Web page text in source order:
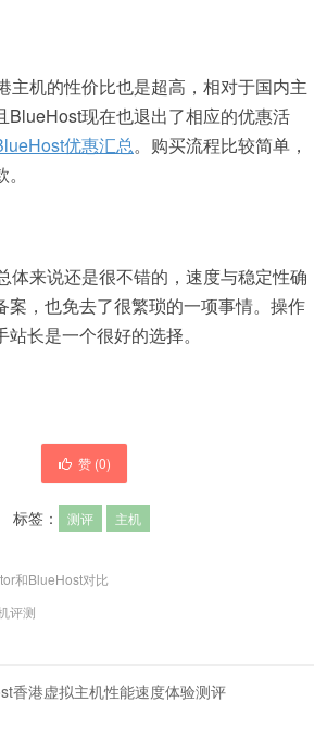
主机的性价比也是超高，相对于国内主
BlueHost现在也退出了相应的优惠活
优惠汇总。购买流程比较简单，
体来说还是很不错的，速度与稳定性确
案，也免去了很繁琐的一项事情。操作
长是一个很好的选择。
赞 (0)
标签： 测评 主机
和BlueHost对比
评测
香港虚拟主机性能速度体验测评